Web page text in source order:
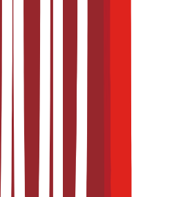
diseño de empaques y